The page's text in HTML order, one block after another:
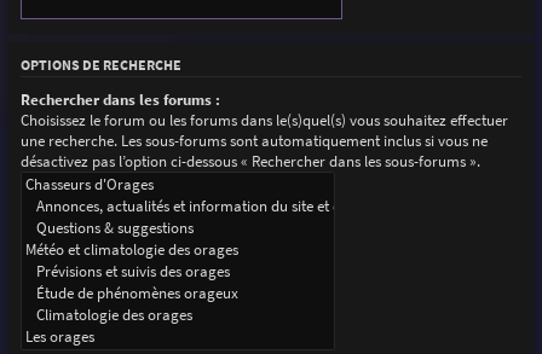
OPTIONS DE RECHERCHE
Rechercher dans les forums :
Choisissez le forum ou les forums dans le(s)quel(s) vous souhaitez effectuer
une recherche. Les sous-forums sont automatiquement inclus si vous ne
désactivez pas l’option ci-dessous « Rechercher dans les sous-forums ».